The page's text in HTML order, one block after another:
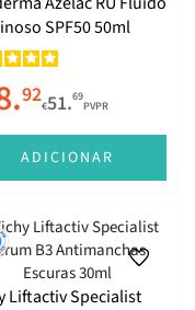
SPF50 50ml
92€51.69
PVPR
ADICIONAR
Liftactiv Specialist